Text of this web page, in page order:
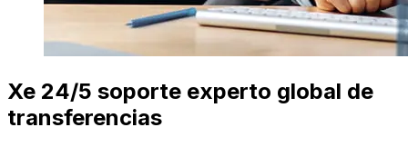
Xe 24/5 soporte experto global de
transferencias